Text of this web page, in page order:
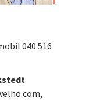
040 516